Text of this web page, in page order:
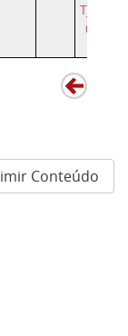
TJMG
007
Conteúdo